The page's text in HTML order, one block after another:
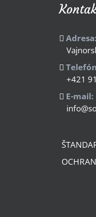
Adresa:
+421
E-mail: